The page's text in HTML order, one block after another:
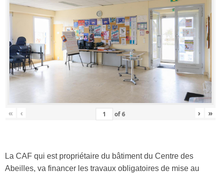
« ‹ of6 › »
La CAF qui est propriétaire du bâtiment du Centre des
Abeilles, va financer les travaux obligatoires de mise au